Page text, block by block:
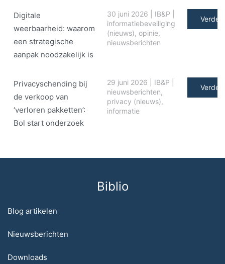
Digitale
weerbaarheid: waarom
een strategische
aanpak noodzakelijk is
30 juni 2026 IB&P
informatiebeveiliging
(nieuws), opinie,
nieuwsberichten
Verder
Privacyschending bij
de verkoop van
‘verloren pakketten’:
Bol start onderzoek
29 juni 2026 IB&P
nieuwsberichten,
privacy (nieuws),
informatie
Verder
Biblio
Blog artikelen
Nieuwsberichten
Downloads